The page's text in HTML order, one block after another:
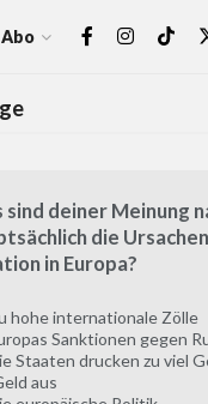
Abo
sind deiner Meinung
die
in Europa?
hohe internationale Zölle
Sanktionen gegen
Staaten drucken zu viel
aus